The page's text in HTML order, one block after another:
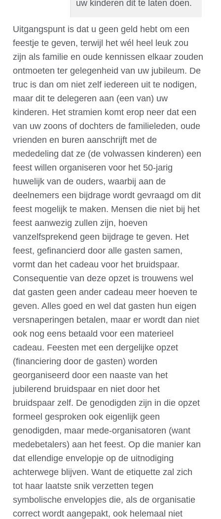
uw kinderen dit te laten doen.
Uitgangspunt is dat u geen geld hebt om een
feestje te geven, terwijl het wél heel leuk zou
zijn als familie en oude kennissen elkaar zouden
ontmoeten ter gelegenheid van uw jubileum. De
truc is dan om niet zelf iedereen uit te nodigen,
maar dit te delegeren aan (een van) uw
kinderen. Het stramien komt erop neer dat een
van uw zoons of dochters de familieleden, oude
vrienden en buren aanschrijft met de
mededeling dat ze (de volwassen kinderen) een
feest willen organiseren voor het 50-jarig
huwelijk van de ouders, waarbij aan de
deelnemers een bijdrage wordt gevraagd om dit
feest mogelijk te maken. Mensen die niet bij het
feest aanwezig zullen zijn, hoeven
vanzelfsprekend geen bijdrage te geven. Het
feest, gefinancierd door alle gasten samen,
vormt dan het cadeau voor het bruidspaar.
Consequentie van deze opzet is trouwens wel
dat gasten geen ander cadeau meer hoeven te
geven. Alles goed en wel dat gasten hun eigen
versnaperingen betalen, maar er wordt dan niet
ook nog eens betaald voor een materieel
cadeau. Feesten met een dergelijke opzet
(financiering door de gasten) worden
georganiseerd door een naaste van het
jubilerend bruidspaar en niet door het
bruidspaar zelf. De genodigden zijn in die opzet
formeel gesproken ook eigenlijk geen
genodigden, maar mede-organisatoren (want
medebetalers) aan het feest. Op die manier kan
dat ellendige envelopje op de uitnodiging
achterwege blijven. Want de etiquette zal zich
tot haar laatste snik verzetten tegen
symbolische envelopjes die, als de organisatie
correct wordt aangepakt, ook helemaal niet